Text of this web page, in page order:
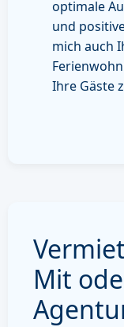
optimale
und
mich auch
Ihre Gäste
Mit